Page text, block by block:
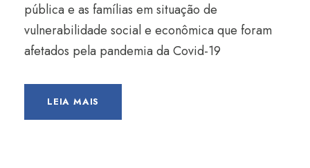
pública e as famílias em situação de
vulnerabilidade social e econômica que foram
afetados pela pandemia da Covid-19
LEIA MAIS